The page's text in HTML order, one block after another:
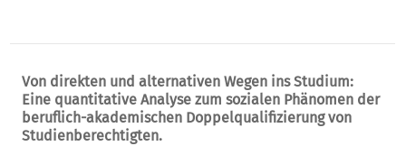
Von direkten und alternativen Wegen ins Studium:
Eine quantitative Analyse zum sozialen Phänomen der
beruflich-akademischen Doppelqualifizierung von
Studienberechtigten.